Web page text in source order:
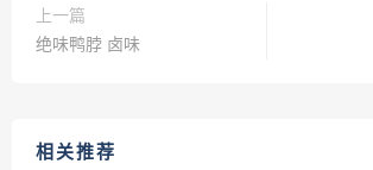
上一篇
绝味鸭脖 卤味
相关推荐